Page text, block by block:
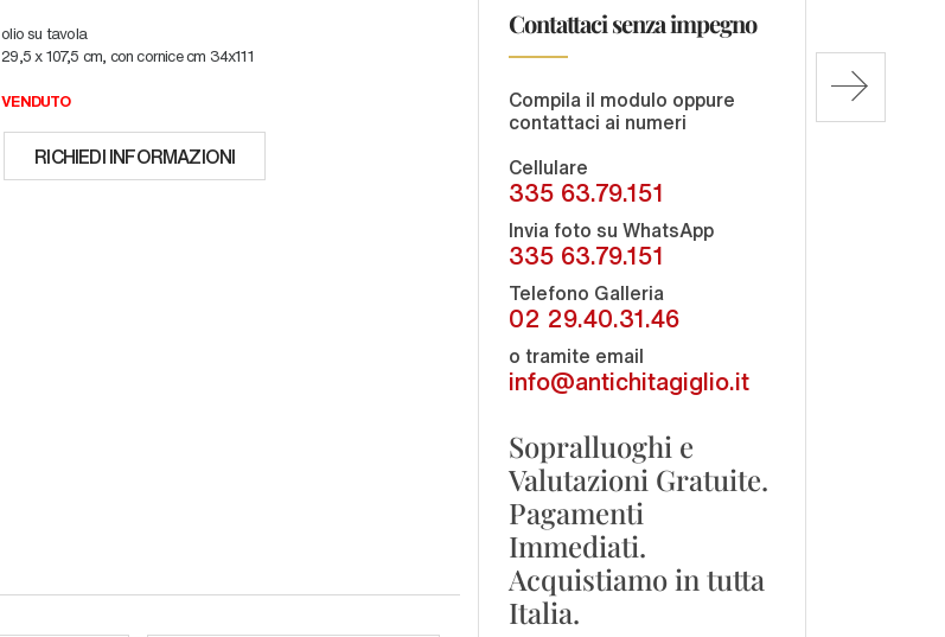
olio su tavola
29,5 x 107,5 cm, con cornice cm 34x111
VENDUTO
RICHIEDI INFORMAZIONI
Contattaci senza impegno
Compila il modulo oppure
contattaci ai numeri
Cellulare
335 63.79.151
Invia foto su WhatsApp
335 63.79.151
Telefono Galleria
02 29.40.31.46
o tramite email
info@antichitagiglio.it
Sopralluoghi e
Valutazioni Gratuite.
Pagamenti
Immediati.
Acquistiamo in tutta
Italia.